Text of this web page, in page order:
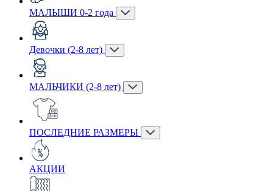
МАЛЫШИ 0-2 года
Девочки (2-8 лет)
МАЛЬЧИКИ (2-8 лет)
ПОСЛЕДНИЕ РАЗМЕРЫ
АКЦИИ